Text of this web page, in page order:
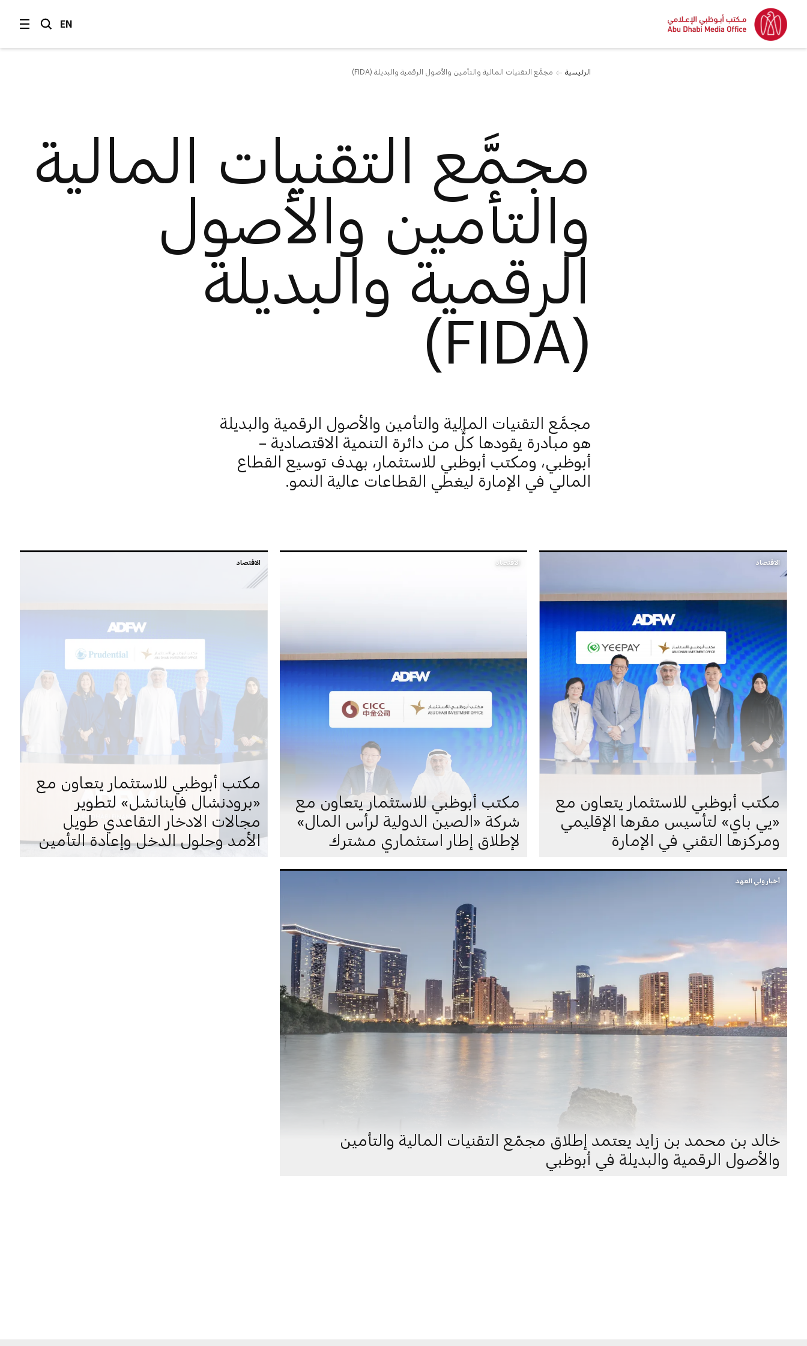
EN
الرئيسية مجمَّع التقنيات المالية والتأمين والأصول الرقمية والبديلة (FIDA)
مجمَّع التقنيات المالية
والتأمين والأصول
الرقمية والبديلة
(FIDA)
مجمَّع التقنيات المالية والتأمين والأصول الرقمية والبديلة
هو مبادرة يقودها كلٌّ من دائرة التنمية الاقتصادية –
أبوظبي، ومكتب أبوظبي للاستثمار، بهدف توسيع القطاع
المالي في الإمارة ليغطي القطاعات عالية النمو.
الاقتصاد
مكتب أبوظبي للاستثمار يتعاون مع
«يي باي» لتأسيس مقرها الإقليمي
ومركزها التقني في الإمارة
الاقتصاد
مكتب أبوظبي للاستثمار يتعاون مع
شركة «الصين الدولية لرأس المال»
لإطلاق إطار استثماري مشترك
الاقتصاد
مكتب أبوظبي للاستثمار يتعاون مع
«برودنشال فاينانشل» لتطوير
مجالات الادخار التقاعدي طويل
الأمد وحلول الدخل وإعادة التأمين
أخبار ولي العهد
خالد بن محمد بن زايد يعتمد إطلاق مجمّع التقنيات المالية والتأمين
والأصول الرقمية والبديلة في أبوظبي